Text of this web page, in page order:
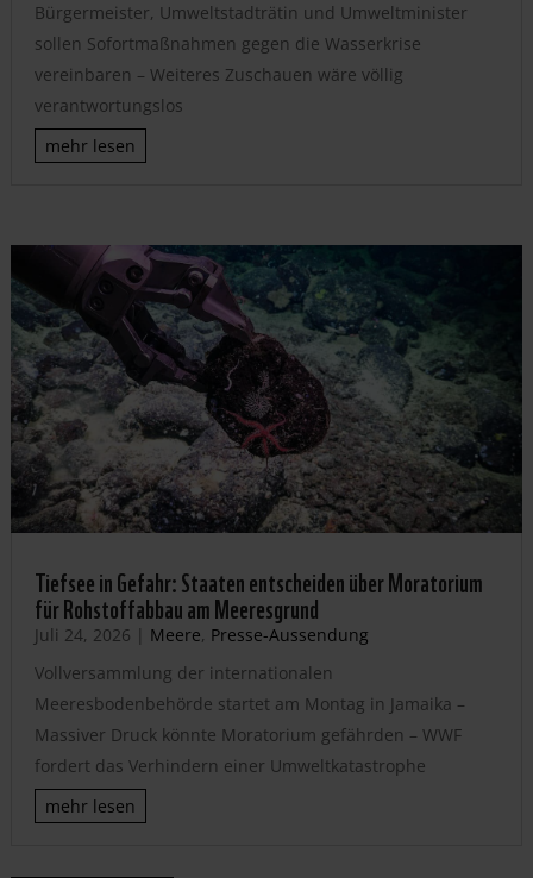
Bürgermeister, Umweltstadträtin und Umweltminister
sollen Sofortmaßnahmen gegen die Wasserkrise
vereinbaren – Weiteres Zuschauen wäre völlig
verantwortungslos
mehr lesen
Tiefsee in Gefahr: Staaten entscheiden über Moratorium
für Rohstoffabbau am Meeresgrund
Juli 24, 2026 | Meere, Presse-Aussendung
Vollversammlung der internationalen
Meeresbodenbehörde startet am Montag in Jamaika –
Massiver Druck könnte Moratorium gefährden – WWF
fordert das Verhindern einer Umweltkatastrophe
mehr lesen